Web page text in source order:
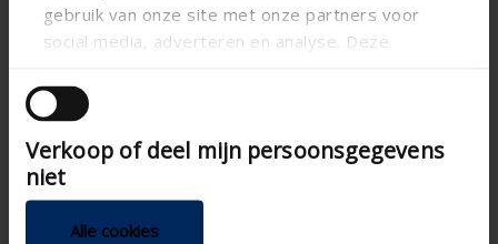
gebruik van onze site met onze partners voor
social media, adverteren en analyse. Deze
andere informatie die u aan ze heeft verstrekt of
die ze hebben verzameld op basis van uw gebruik
van hun services.
Verkoop of deel mijn persoonsgegevens
niet
Alle cookies
Specifications based on your calculation